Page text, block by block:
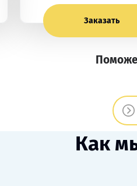
Заказать
Как